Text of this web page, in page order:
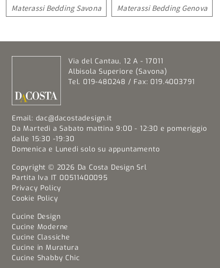
Materassi Bedding Savona Materassi Bedding Genova
Via del Cantau, 12 A - 17011
Albisola Superiore (Savona)
Tel. 019-480248 / Fax: 019.4003791
Email: dac@dacostadesign.it
Da Martedi a Sabato mattina 9:00 - 12:30 e pomeriggio
dalle 15:30 -19:30
Domenica e Lunedi solo su appuntamento
Copyright © 2026 Da Costa Design Srl
Partita Iva IT 00511400095
Privacy Policy
Cookie Policy
Cucine Design
Cucine Moderne
Cucine Classiche
Cucine in Muratura
Cucine Shabby Chic